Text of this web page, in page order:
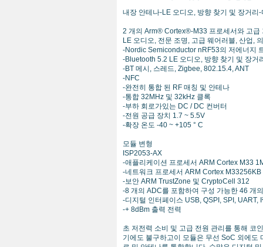
내장 안테나-LE 오디오, 방향 찾기 및 장거리
2 개의 Arm® Cortex®-M33 프로세서와 고
LE 오디오, 전문 조명, 고급 웨어러블, 산업,
-Nordic Semiconductor nRF53의 저에너지
-Bluetooth 5.2 LE 오디오, 방향 찾기 및 장거
-BT 메시, 스레드, Zigbee, 802.15.4, ANT
-NFC
-완전히 통합 된 RF 매칭 및 안테나
-통합 32MHz 및 32kHz 클록
-부하 회로가있는 DC / DC 컨버터
-전원 공급 장치 1.7 ~ 5.5V
-확장 온도 -40 ~ +105 ° C
모듈 변형
ISP2053-AX
-애플리케이션 프로세서 ARM Cortex M33
-네트워크 프로세서 ARM Cortex
-보안 ARM TrustZone 및 CryptoCell 312
-8 개의 ADC를 포함하여 구성 가능한 46 개
-디지털 인터페이스 USB, QSPI, SPI, UART,
-+ 8dBm 출력 전력
초 저전력 소비 및 고급 전원 관리를 통해 코
기에도 불구하고이 모듈은 무선 SoC 외에